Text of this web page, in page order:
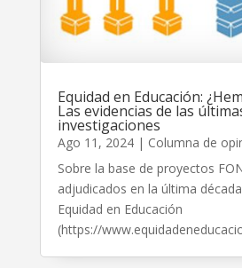
Equidad en Educación:
Las evidencias de las
investigaciones
Ago 11, 2024| Columna de
Sobre la base de proyectos
adjudicados en la última
Equidad en Educación
(https://